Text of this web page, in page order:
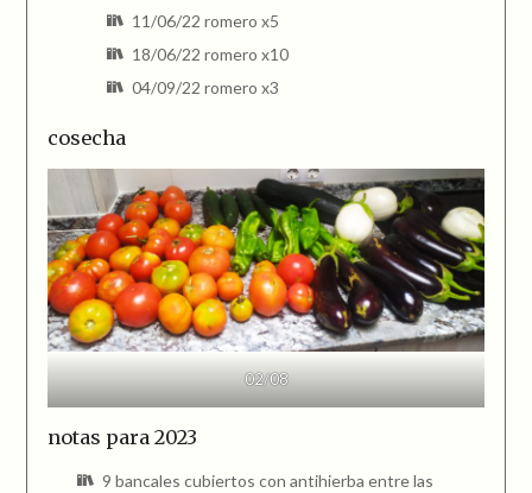
11/06/22 romero x5
18/06/22 romero x10
04/09/22 romero x3
cosecha
02/08
notas para 2023
9 bancales cubiertos con antihierba entre las